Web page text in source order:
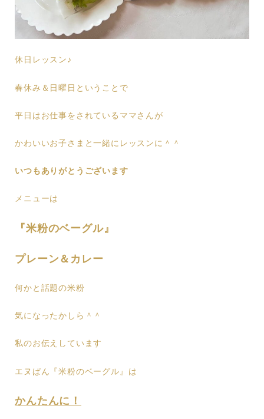
休日レッスン♪
春休み＆日曜日ということで
平日はお仕事をされているママさんが
かわいいお子さまと一緒にレッスンに＾＾
いつもありがとうございます
メニューは
『米粉のベーグル』
プレーン＆カレー
何かと話題の米粉
気になったかしら＾＾
私のお伝えしています
エヌぱん『米粉のベーグル』は
かんたんに！